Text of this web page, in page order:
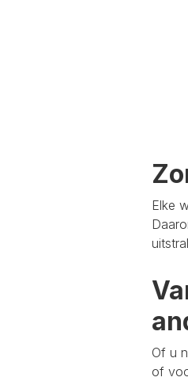
Elke
Of u
of